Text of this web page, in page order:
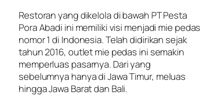
Restoran yang dikelola di bawah PT Pesta
Pora Abadi ini memiliki visi menjadi mie pedas
nomor 1 di Indonesia. Telah didirikan sejak
tahun 2016, outlet mie pedas ini semakin
memperluas pasarnya. Dari yang
sebelumnya hanya di Jawa Timur, meluas
hingga Jawa Barat dan Bali.